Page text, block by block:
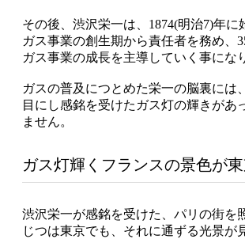
その後、渋沢栄一は、1874(明治7)年に
ガス事業の創生期から責任者を務め、
ガス事業の成長を主導していく事にな
ガスの普及につとめた栄一の脳裏には
目にし感銘を受けたガス灯の輝きがあ
ません。
ガス灯輝くフランスの景色が東
渋沢栄一が感銘を受けた、パリの街を
じつは東京でも、それに通ずる光景が